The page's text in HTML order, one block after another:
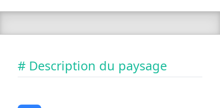
# Description du paysage